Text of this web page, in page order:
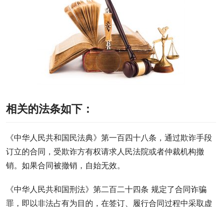
相关的法条如下：
《中华人民共和国民法典》第一百四十八条，通过欺诈手段
订立的合同，受欺诈方有权请求人民法院或者仲裁机构撤
销。如果合同被撤销，自始无效。
《中华人民共和国刑法》第二百二十四条 规定了合同诈骗
罪，即以非法占有为目的，在签订、履行合同过程中采取虚